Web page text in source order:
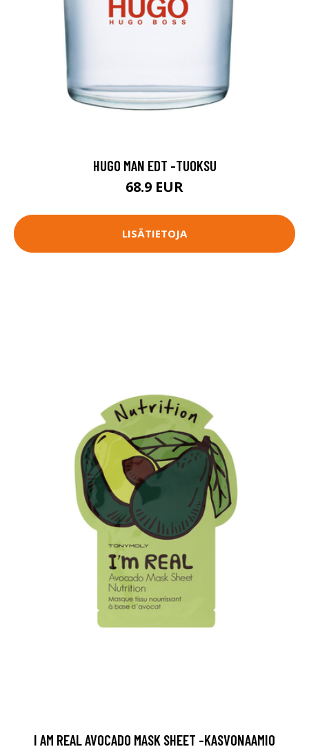
HUGO MAN EDT -TUOKSU
68.9 EUR
LISÄTIETOJA
I AM REAL AVOCADO MASK SHEET -KASVONAAMIO